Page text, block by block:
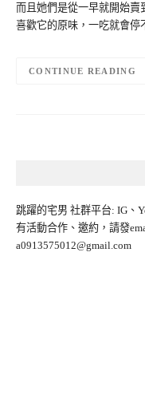
而且她們是從一早就開始
喜歡它的原味，一吃就會停
CONTINUE READING
跳躍的宅男 社群平台: IG、
有活動合作、邀約，請發
a0913575012@gmail.com